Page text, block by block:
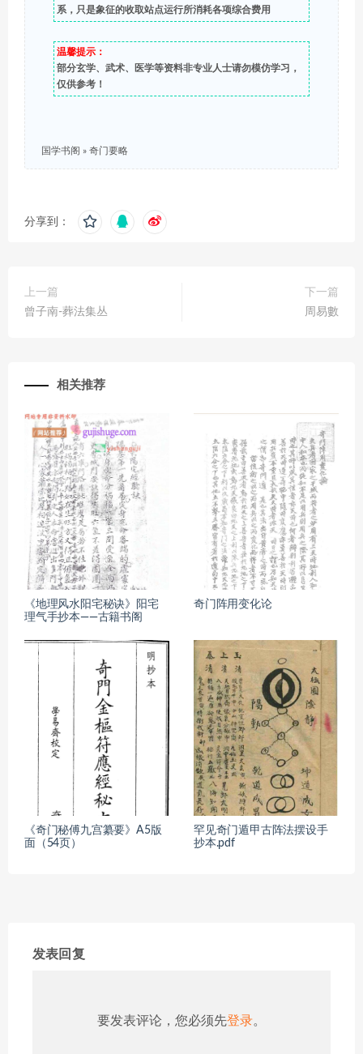
系，只是象征的收取站点运行所消耗各项综合费用
温馨提示：
部分玄学、武术、医学等资料非专业人士请勿模仿学习，
仅供参考！
国学书阁 » 奇门要略
分享到：
上一篇
曾子南-葬法集丛
下一篇
周易數
相关推荐
《地理风水阳宅秘诀》阳宅
理气手抄本——古籍书阁
奇门阵用变化论
《奇门秘傅九宫纂要》A5版
面（54页）
罕见奇门遁甲古阵法摆设手
抄本.pdf
发表回复
要发表评论，您必须先登录。